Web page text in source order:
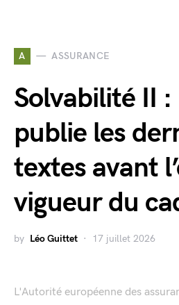
A ASSURANCE
Solvabilité II :
publie les
textes avant
vigueur du
by Léo Guittet 17 juillet 2026
L'Autorité européenne des